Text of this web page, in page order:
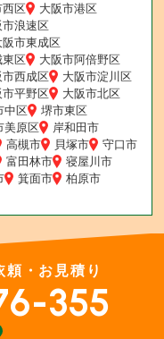
西区
大阪市港区
市浪速区
阪市東成区
東区
大阪市阿倍野区
市西成区
大阪市淀川区
市平野区
大阪市北区
中区
堺市東区
美原区
岸和田市
高槻市 貝塚市
守口市
富田林市
寝屋川市
箕面市
柏原市
・お見積り
355